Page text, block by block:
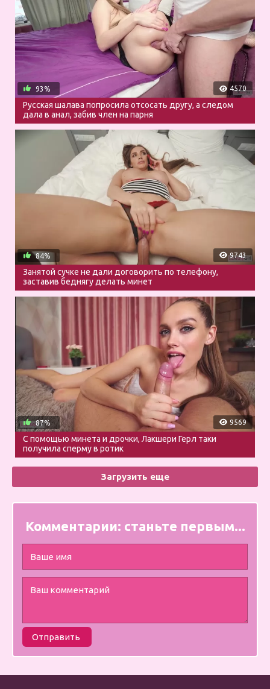
4570
93%
Русская шалава попросила отсосать другу, а следом
дала в анал, забив член на парня
9743
84%
Занятой сучке не дали договорить по телефону,
заставив беднягу делать минет
9569
87%
С помощью минета и дрочки, Лакшери Герл таки
получила сперму в ротик
Загрузить еще
Комментарии: станьте первым...
Отправить